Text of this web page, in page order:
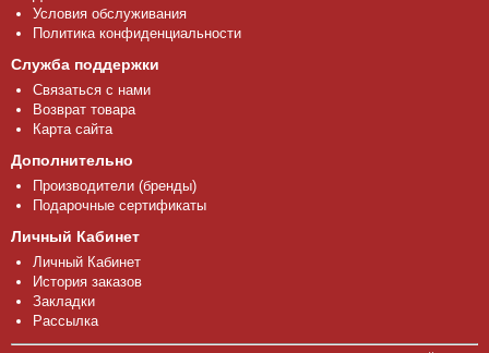
Условия обслуживания
Политика конфиденциальности
Служба поддержки
Связаться с нами
Возврат товара
Карта сайта
Дополнительно
Производители (бренды)
Подарочные сертификаты
Личный Кабинет
Личный Кабинет
История заказов
Закладки
Рассылка